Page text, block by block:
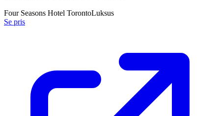
Four Seasons Hotel TorontoLuksus
Se pris